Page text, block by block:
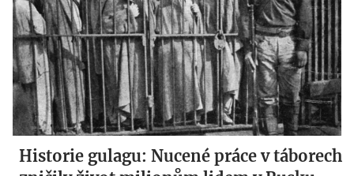
Historie gulagu: Nucené práce v táborech